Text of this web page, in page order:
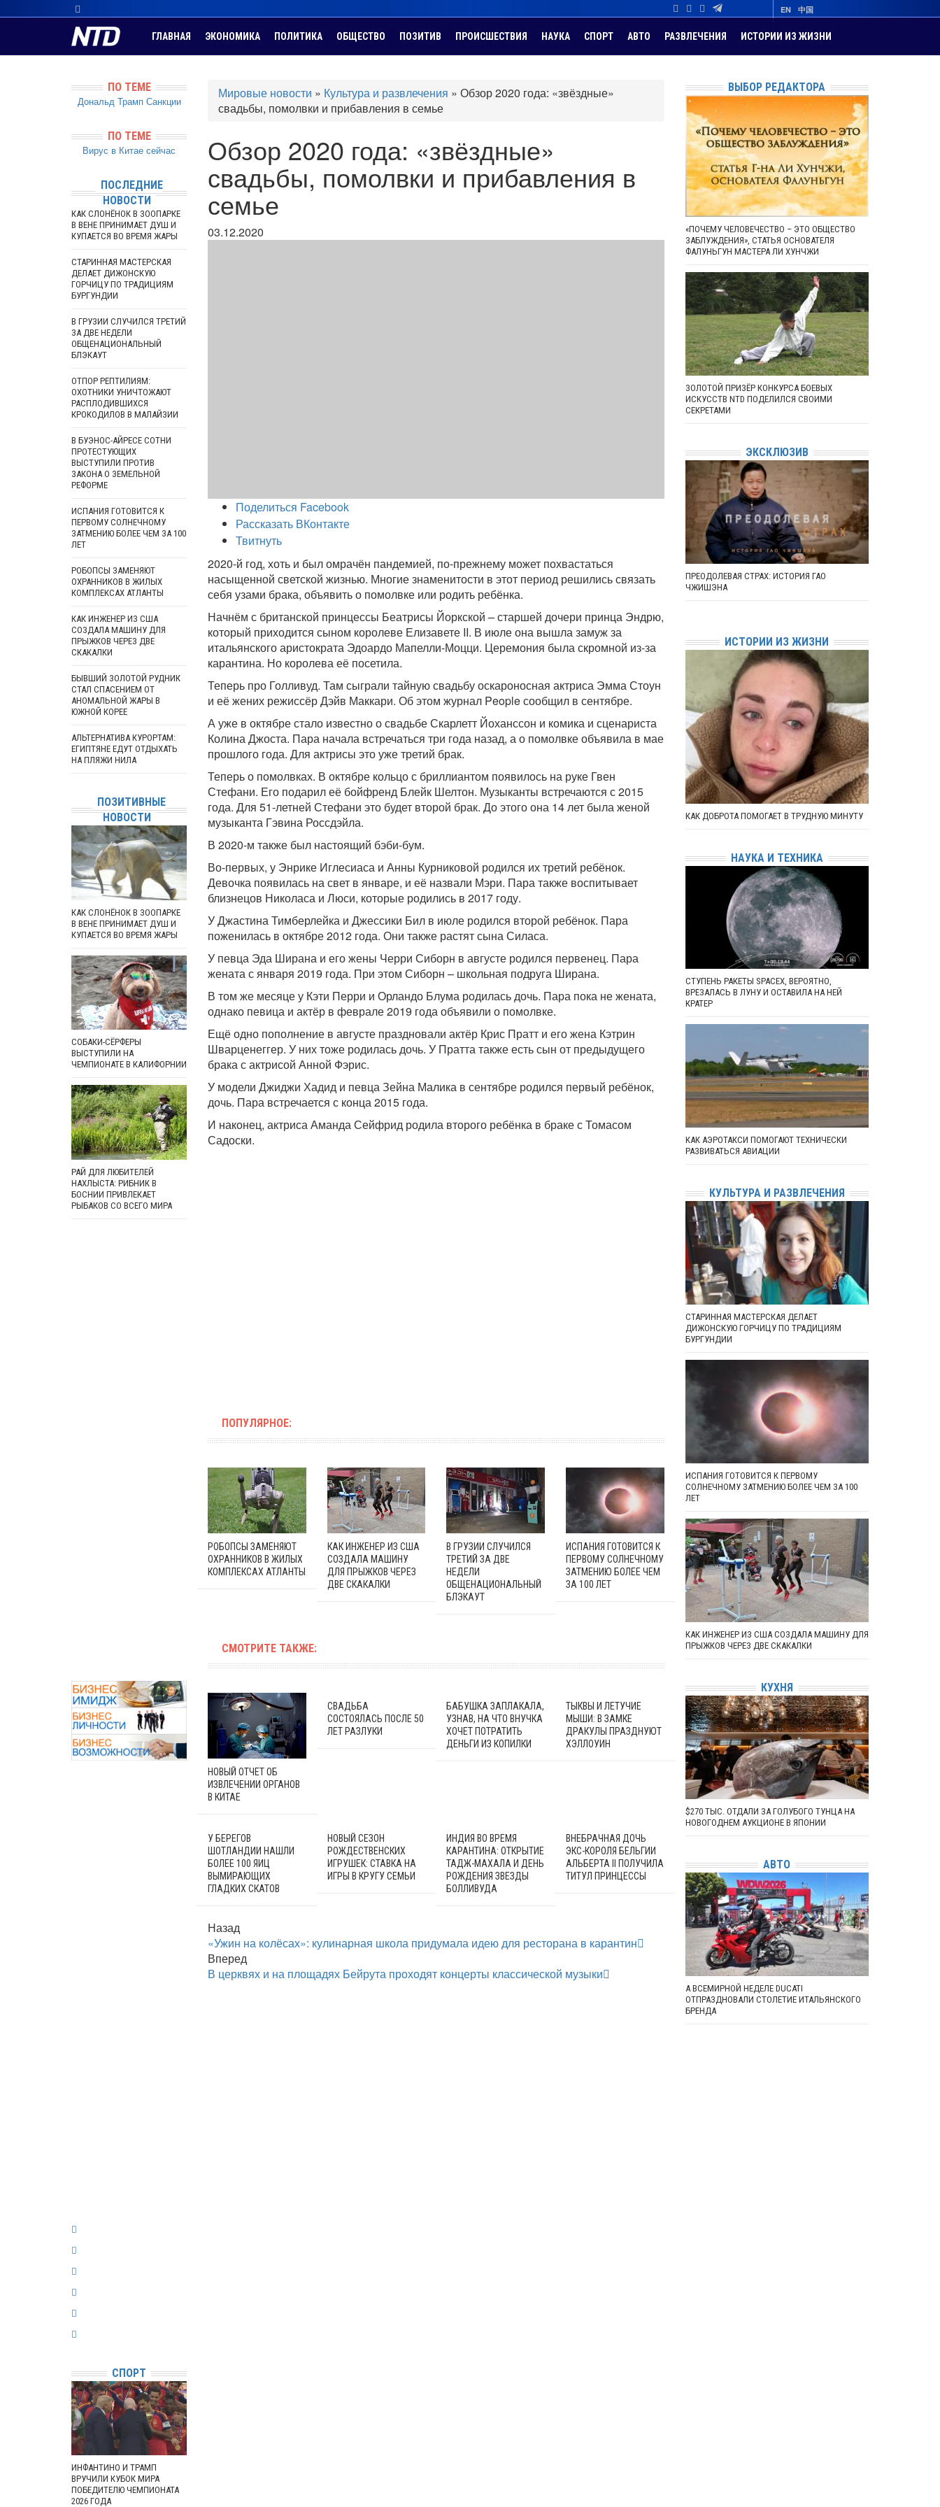
EN 中国
ГЛАВНАЯ ЭКОНОМИКА ПОЛИТИКА ОБЩЕСТВО ПОЗИТИВ ПРОИСШЕСТВИЯ НАУКА СПОРТ АВТО РАЗВЛЕЧЕНИЯ ИСТОРИИ ИЗ ЖИЗНИ
Мировые новости » Культура и развлечения » Обзор 2020 года: «звёздные»
свадьбы, помолвки и прибавления в семье
Обзор 2020 года: «звёздные»
свадьбы, помолвки и прибавления в
семье
03.12.2020
Поделиться Facebook
Рассказать ВКонтакте
Твитнуть
2020-й год, хоть и был омрачён пандемией, по-прежнему может похвастаться
насыщенной светской жизнью. Многие знаменитости в этот период решились связать
себя узами брака, объявить о помолвке или родить ребёнка.
Начнём с британской принцессы Беатрисы Йоркской – старшей дочери принца Эндрю,
который приходится сыном королеве Елизавете II. В июле она вышла замуж за
итальянского аристократа Эдоардо Мапелли-Моцци. Церемония была скромной из-за
карантина. Но королева её посетила.
Теперь про Голливуд. Там сыграли тайную свадьбу оскароносная актриса Эмма Стоун
и её жених режиссёр Дэйв Маккари. Об этом журнал People сообщил в сентябре.
А уже в октябре стало известно о свадьбе Скарлетт Йоханссон и комика и сценариста
Колина Джоста. Пара начала встречаться три года назад, а о помолвке объявила в мае
прошлого года. Для актрисы это уже третий брак.
Теперь о помолвках. В октябре кольцо с бриллиантом появилось на руке Гвен
Стефани. Его подарил её бойфренд Блейк Шелтон. Музыканты встречаются с 2015
года. Для 51-летней Стефани это будет второй брак. До этого она 14 лет была женой
музыканта Гэвина Россдэйла.
В 2020-м также был настоящий бэби-бум.
Во-первых, у Энрике Иглесиаса и Анны Курниковой родился их третий ребёнок.
Девочка появилась на свет в январе, и её назвали Мэри. Пара также воспитывает
близнецов Николаса и Люси, которые родились в 2017 году.
У Джастина Тимберлейка и Джессики Бил в июле родился второй ребёнок. Пара
поженилась в октябре 2012 года. Они также растят сына Силаса.
У певца Эда Ширана и его жены Черри Сиборн в августе родился первенец. Пара
жената с января 2019 года. При этом Сиборн – школьная подруга Ширана.
В том же месяце у Кэти Перри и Орландо Блума родилась дочь. Пара пока не жената,
однако певица и актёр в феврале 2019 года объявили о помолвке.
Ещё одно пополнение в августе праздновали актёр Крис Пратт и его жена Кэтрин
Шварценеггер. У них тоже родилась дочь. У Пратта также есть сын от предыдущего
брака с актрисой Анной Фэрис.
У модели Джиджи Хадид и певца Зейна Малика в сентябре родился первый ребёнок,
дочь. Пара встречается с конца 2015 года.
И наконец, актриса Аманда Сейфрид родила второго ребёнка в браке с Томасом
Садоски.
ПОПУЛЯРНОЕ:
РОБОПСЫ ЗАМЕНЯЮТ
ОХРАННИКОВ В ЖИЛЫХ
КОМПЛЕКСАХ АТЛАНТЫ
КАК ИНЖЕНЕР ИЗ США
СОЗДАЛА МАШИНУ
ДЛЯ ПРЫЖКОВ ЧЕРЕЗ
ДВЕ СКАКАЛКИ
В ГРУЗИИ СЛУЧИЛСЯ
ТРЕТИЙ ЗА ДВЕ
НЕДЕЛИ
ОБЩЕНАЦИОНАЛЬНЫЙ
БЛЭКАУТ
ИСПАНИЯ ГОТОВИТСЯ К
ПЕРВОМУ СОЛНЕЧНОМУ
ЗАТМЕНИЮ БОЛЕЕ ЧЕМ
ЗА 100 ЛЕТ
СМОТРИТЕ ТАКЖЕ:
НОВЫЙ ОТЧЕТ ОБ
ИЗВЛЕЧЕНИИ ОРГАНОВ
В КИТАЕ
СВАДЬБА
СОСТОЯЛАСЬ ПОСЛЕ 50
ЛЕТ РАЗЛУКИ
БАБУШКА ЗАПЛАКАЛА,
УЗНАВ, НА ЧТО ВНУЧКА
ХОЧЕТ ПОТРАТИТЬ
ДЕНЬГИ ИЗ КОПИЛКИ
ТЫКВЫ И ЛЕТУЧИЕ
МЫШИ: В ЗАМКЕ
ДРАКУЛЫ ПРАЗДНУЮТ
ХЭЛЛОУИН
У БЕРЕГОВ
ШОТЛАНДИИ НАШЛИ
БОЛЕЕ 100 ЯИЦ
ВЫМИРАЮЩИХ
ГЛАДКИХ СКАТОВ
НОВЫЙ СЕЗОН
РОЖДЕСТВЕНСКИХ
ИГРУШЕК: СТАВКА НА
ИГРЫ В КРУГУ СЕМЬИ
ИНДИЯ ВО ВРЕМЯ
КАРАНТИНА: ОТКРЫТИЕ
ТАДЖ-МАХАЛА И ДЕНЬ
РОЖДЕНИЯ ЗВЕЗДЫ
БОЛЛИВУДА
ВНЕБРАЧНАЯ ДОЧЬ
ЭКС-КОРОЛЯ БЕЛЬГИИ
АЛЬБЕРТА II ПОЛУЧИЛА
ТИТУЛ ПРИНЦЕССЫ
Назад
«Ужин на колёсах»: кулинарная школа придумала идею для ресторана в карантин
Вперед
В церквях и на площадях Бейрута проходят концерты классической музыки
ПО ТЕМЕ
Дональд Трамп Санкции
ПО ТЕМЕ
Вирус в Китае сейчас
ПОСЛЕДНИЕ
НОВОСТИ
КАК СЛОНЁНОК В ЗООПАРКЕ
В ВЕНЕ ПРИНИМАЕТ ДУШ И
КУПАЕТСЯ ВО ВРЕМЯ ЖАРЫ
СТАРИННАЯ МАСТЕРСКАЯ
ДЕЛАЕТ ДИЖОНСКУЮ
ГОРЧИЦУ ПО ТРАДИЦИЯМ
БУРГУНДИИ
В ГРУЗИИ СЛУЧИЛСЯ ТРЕТИЙ
ЗА ДВЕ НЕДЕЛИ
ОБЩЕНАЦИОНАЛЬНЫЙ
БЛЭКАУТ
ОТПОР РЕПТИЛИЯМ:
ОХОТНИКИ УНИЧТОЖАЮТ
РАСПЛОДИВШИХСЯ
КРОКОДИЛОВ В МАЛАЙЗИИ
В БУЭНОС-АЙРЕСЕ СОТНИ
ПРОТЕСТУЮЩИХ
ВЫСТУПИЛИ ПРОТИВ
ЗАКОНА О ЗЕМЕЛЬНОЙ
РЕФОРМЕ
ИСПАНИЯ ГОТОВИТСЯ К
ПЕРВОМУ СОЛНЕЧНОМУ
ЗАТМЕНИЮ БОЛЕЕ ЧЕМ ЗА 100
ЛЕТ
РОБОПСЫ ЗАМЕНЯЮТ
ОХРАННИКОВ В ЖИЛЫХ
КОМПЛЕКСАХ АТЛАНТЫ
КАК ИНЖЕНЕР ИЗ США
СОЗДАЛА МАШИНУ ДЛЯ
ПРЫЖКОВ ЧЕРЕЗ ДВЕ
СКАКАЛКИ
БЫВШИЙ ЗОЛОТОЙ РУДНИК
СТАЛ СПАСЕНИЕМ ОТ
АНОМАЛЬНОЙ ЖАРЫ В
ЮЖНОЙ КОРЕЕ
АЛЬТЕРНАТИВА КУРОРТАМ:
ЕГИПТЯНЕ ЕДУТ ОТДЫХАТЬ
НА ПЛЯЖИ НИЛА
ПОЗИТИВНЫЕ
НОВОСТИ
КАК СЛОНЁНОК В ЗООПАРКЕ
В ВЕНЕ ПРИНИМАЕТ ДУШ И
КУПАЕТСЯ ВО ВРЕМЯ ЖАРЫ
СОБАКИ-СЁРФЕРЫ
ВЫСТУПИЛИ НА
ЧЕМПИОНАТЕ В КАЛИФОРНИИ
РАЙ ДЛЯ ЛЮБИТЕЛЕЙ
НАХЛЫСТА: РИБНИК В
БОСНИИ ПРИВЛЕКАЕТ
РЫБАКОВ СО ВСЕГО МИРА
СПОРТ
ИНФАНТИНО И ТРАМП
ВРУЧИЛИ КУБОК МИРА
ПОБЕДИТЕЛЮ ЧЕМПИОНАТА
2026 ГОДА
ВЫБОР РЕДАКТОРА
«ПОЧЕМУ ЧЕЛОВЕЧЕСТВО – ЭТО ОБЩЕСТВО
ЗАБЛУЖДЕНИЯ», СТАТЬЯ ОСНОВАТЕЛЯ
ФАЛУНЬГУН МАСТЕРА ЛИ ХУНЧЖИ
ЗОЛОТОЙ ПРИЗЁР КОНКУРСА БОЕВЫХ
ИСКУССТВ NTD ПОДЕЛИЛСЯ СВОИМИ
СЕКРЕТАМИ
ЭКСКЛЮЗИВ
ПРЕОДОЛЕВАЯ СТРАХ: ИСТОРИЯ ГАО
ЧЖИШЭНА
ИСТОРИИ ИЗ ЖИЗНИ
КАК ДОБРОТА ПОМОГАЕТ В ТРУДНУЮ МИНУТУ
НАУКА И ТЕХНИКА
СТУПЕНЬ РАКЕТЫ SPACEX, ВЕРОЯТНО,
ВРЕЗАЛАСЬ В ЛУНУ И ОСТАВИЛА НА НЕЙ
КРАТЕР
КАК АЭРОТАКСИ ПОМОГАЮТ ТЕХНИЧЕСКИ
РАЗВИВАТЬСЯ АВИАЦИИ
КУЛЬТУРА И РАЗВЛЕЧЕНИЯ
СТАРИННАЯ МАСТЕРСКАЯ ДЕЛАЕТ
ДИЖОНСКУЮ ГОРЧИЦУ ПО ТРАДИЦИЯМ
БУРГУНДИИ
ИСПАНИЯ ГОТОВИТСЯ К ПЕРВОМУ
СОЛНЕЧНОМУ ЗАТМЕНИЮ БОЛЕЕ ЧЕМ ЗА 100
ЛЕТ
КАК ИНЖЕНЕР ИЗ США СОЗДАЛА МАШИНУ ДЛЯ
ПРЫЖКОВ ЧЕРЕЗ ДВЕ СКАКАЛКИ
КУХНЯ
$270 ТЫС. ОТДАЛИ ЗА ГОЛУБОГО ТУНЦА НА
НОВОГОДНЕМ АУКЦИОНЕ В ЯПОНИИ
АВТО
А ВСЕМИРНОЙ НЕДЕЛЕ DUCATI
ОТПРАЗДНОВАЛИ СТОЛЕТИЕ ИТАЛЬЯНСКОГО
БРЕНДА